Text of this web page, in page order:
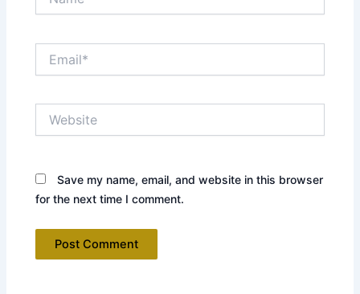
Save my name, email, and website in this browser
for the next time I comment.